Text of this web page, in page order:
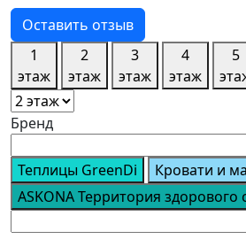
Оставить отзыв
1
этаж
2
этаж
3
этаж
4
этаж
5
Бренд
Теплицы GreenDi
Кровати и
ASKONA Территория здорового